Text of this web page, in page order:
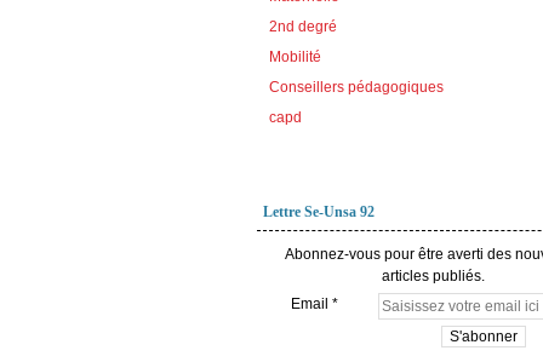
2nd degré
Mobilité
Conseillers pédagogiques
capd
Lettre Se-Unsa 92
Abonnez-vous pour être averti des
articles publiés.
Email